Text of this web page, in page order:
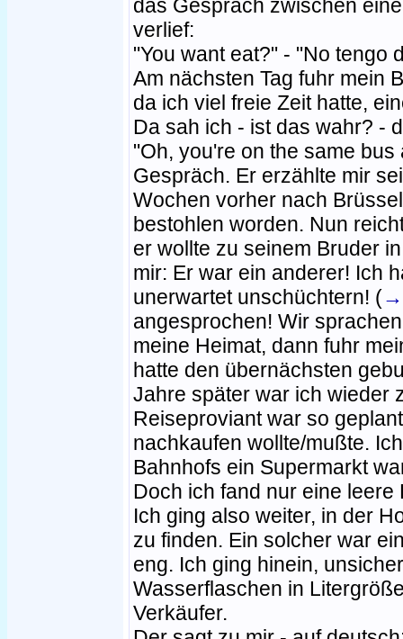
das Gespräch zwischen
verlief:
"You want eat?" - "No tengo
Am nächsten Tag fuhr mein
da ich viel freie Zeit hatte,
Da sah ich - ist das wahr? -
"Oh, you're on the same
Gespräch. Er erzählte mir
Wochen vorher nach
bestohlen worden. Nun
er wollte zu seinem Bruder
mir: Er war ein anderer! Ich
unerwartet unschüchtern! (
angesprochen! Wir
meine Heimat, dann fuhr
hatte den übernächsten
Jahre später war ich wieder
Reiseproviant war so
nachkaufen wollte/mußte.
Bahnhofs ein Supermarkt
Doch ich fand nur eine
Ich ging also weiter, in der
zu finden. Ein solcher war
eng. Ich ging hinein,
Wasserflaschen in
Verkäufer.